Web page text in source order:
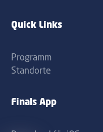
Quick Links
Programm
Standorte
Finals App